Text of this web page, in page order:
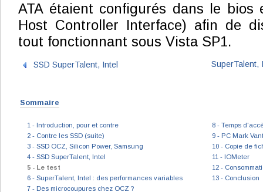
ATA étaient configurés dans le bios
Host Controller Interface) afin de
tout fonctionnant sous Vista SP1.
SSD SuperTalent, Intel SuperTalent,
Sommaire
1 - Introduction, pour et contre
2 - Contre les SSD (suite)
3 - SSD OCZ, Silicon Power, Samsung
4 - SSD SuperTalent, Intel
5 - Le test
6 - SuperTalent, Intel : des performances variables
7 - Des microcoupures chez OCZ ?
8 - Temps
9 - PC Mark
10 - Copie de
11 - IOMeter
12 -
13 - Conclusion